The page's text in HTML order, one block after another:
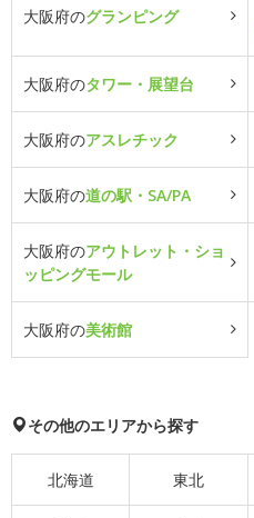
大阪府のグランピング
大阪府のタワー・展望台
大阪府のアスレチック
大阪府の道の駅・SA/PA
大阪府のアウトレット・ショ
ッピングモール
大阪府の美術館
その他のエリアから探す
北海道 東北